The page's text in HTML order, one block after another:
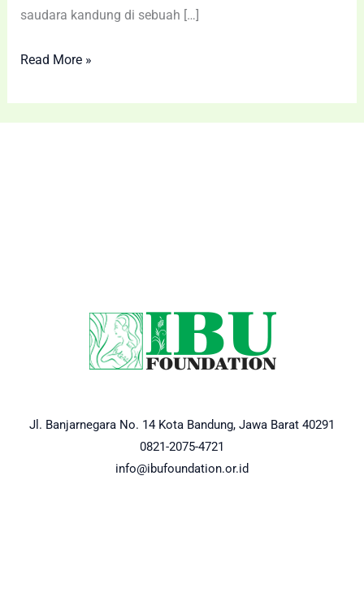
saudara kandung di sebuah […]
Read More »
Jl. Banjarnegara No. 14 Kota Bandung, Jawa Barat 40291
0821-2075-4721
info@ibufoundation.or.id